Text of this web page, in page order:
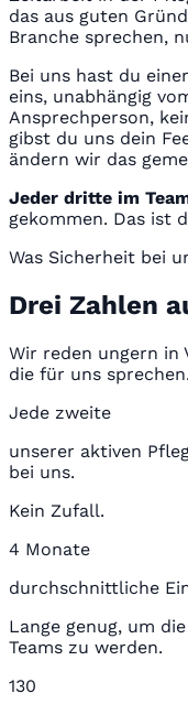
das aus guten
Branche sprechen,
Bei uns hast du
eins, unabhängig
Ansprechperson,
gibst du uns dein
ändern wir das
Jeder dritte im
gekommen. Das ist
Was Sicherheit bei
Drei Zahlen
Wir reden ungern in
die für uns sprechen.
Jede zweite
unserer aktiven
bei uns.
Kein Zufall.
4 Monate
durchschnittliche
Lange genug, um
Teams zu werden.
130